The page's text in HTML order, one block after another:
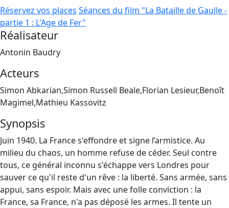
Réservez vos places Séances du film "La Bataille de Gaulle -
partie 1 : L'Age de Fer"
Réalisateur
Antonin Baudry
Acteurs
Simon Abkarian,Simon Russell Beale,Florian Lesieur,Benoît
Magimel,Mathieu Kassovitz
Synopsis
Juin 1940. La France s'effondre et signe l’armistice. Au
milieu du chaos, un homme refuse de céder. Seul contre
tous, ce général inconnu s'échappe vers Londres pour
sauver ce qu'il reste d'un rêve : la liberté. Sans armée, sans
appui, sans espoir. Mais avec une folle conviction : la
France, sa France, n'a pas déposé les armes. Il tente un